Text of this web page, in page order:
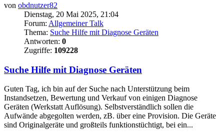
von obdnutzer82
Dienstag, 20 Mai 2025, 21:04
Forum: Allgemeiner Talk
Thema: Suche Hilfe mit Diagnose Geräten
Antworten: 0
Zugriffe: 109228
Suche Hilfe mit Diagnose Geräten
Guten Tag, ich bin auf der Suche nach Unterstützung beim
Instandsetzen, Bewertung und Verkauf von einigen Diagnose
Geräten (Werkstatt Auflösung). Selbstverständlich sollen die
Aufwände abgegolten werden, zB. über eine Provision. Die Geräte
sind Originalgeräte und großteils funktionstüchtigt, bei ein...